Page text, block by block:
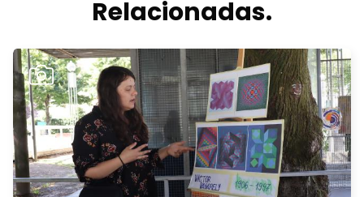
Relacionadas.